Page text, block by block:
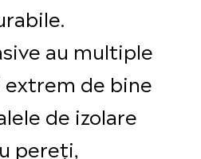
au multiple
de bine
de izolare
pereți,